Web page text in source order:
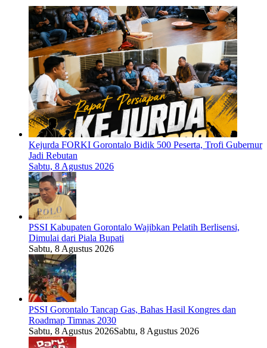
Kejurda FORKI Gorontalo Bidik 500 Peserta, Trofi Gubernur
Jadi Rebutan
Sabtu, 8 Agustus 2026
PSSI Kabupaten Gorontalo Wajibkan Pelatih Berlisensi,
Dimulai dari Piala Bupati
Sabtu, 8 Agustus 2026
PSSI Gorontalo Tancap Gas, Bahas Hasil Kongres dan
Roadmap Timnas 2030
Sabtu, 8 Agustus 2026Sabtu, 8 Agustus 2026